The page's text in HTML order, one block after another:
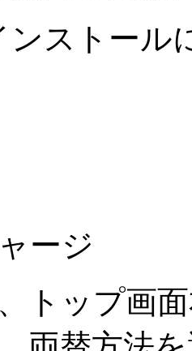
ンストール
ージ
トップ画